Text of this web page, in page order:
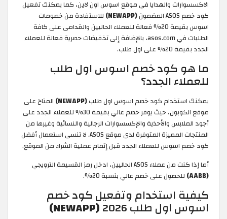
الاكسسوارات والهدايا في موقع اسوس اون لاين، كما يمكنك تفعيل
كود خصم ASOS المضمون
(NEWAPP)
للاستفادة من خصومات
اسوس بقيمة 20% فعالة للعملاء الحاليين والقدامى على كافة
الطلبات في asos.com، بالإضافة إلى تخفيضات حصرية فعالة للعملاء
الجدد بقيمة 20% على اول طلب.
ما هو كود خصم اسوس اول طلب
للعملاء الجدد؟
يمكنك استخدام كود خصم اسوس اول طلب(NEWAPP)
المتاح على
موقع الكوبون، حيث يوفر خصم عالي بقيمة 30% للعملاء الجدد على
أجود الملابس والأحذية والإكسسوارات الرجالية والنسائية وغيرها من
المنتجات المميزة المتوفرة لدى موقع ASOS. لا تنسى استعمال أفضل
كود خصم اسوس للعملاء الجدد قبل إتمام عملية الشراء من الموقع.
أما إذا كنت من عملاء ASOS الحاليين، ادخل رمز القسيمة الترويجي
(AABB)
للحصول على خصم عالي بنسبة 20%.
كيفية استخدام وتفعيل كود خصم
اسوس اول طلب 2026 (NEWAPP)